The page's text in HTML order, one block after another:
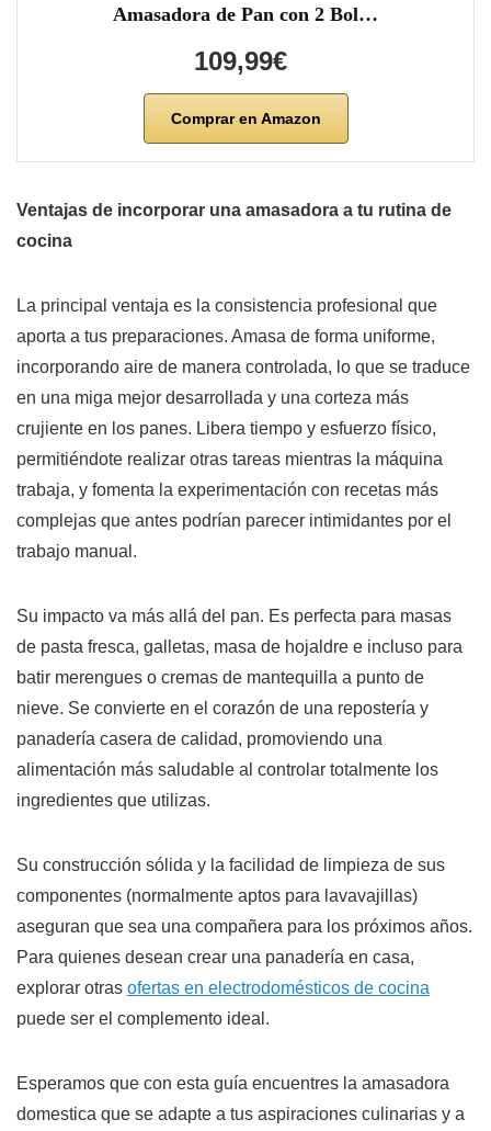
Amasadora de Pan con 2 Bol…
109,99€
Comprar en Amazon
Ventajas de incorporar una amasadora a tu rutina de
cocina
La principal ventaja es la consistencia profesional que
aporta a tus preparaciones. Amasa de forma uniforme,
incorporando aire de manera controlada, lo que se traduce
en una miga mejor desarrollada y una corteza más
crujiente en los panes. Libera tiempo y esfuerzo físico,
permitiéndote realizar otras tareas mientras la máquina
trabaja, y fomenta la experimentación con recetas más
complejas que antes podrían parecer intimidantes por el
trabajo manual.
Su impacto va más allá del pan. Es perfecta para masas
de pasta fresca, galletas, masa de hojaldre e incluso para
batir merengues o cremas de mantequilla a punto de
nieve. Se convierte en el corazón de una repostería y
panadería casera de calidad, promoviendo una
alimentación más saludable al controlar totalmente los
ingredientes que utilizas.
Su construcción sólida y la facilidad de limpieza de sus
componentes (normalmente aptos para lavavajillas)
aseguran que sea una compañera para los próximos años.
Para quienes desean crear una panadería en casa,
explorar otras ofertas en electrodomésticos de cocina
puede ser el complemento ideal.
Esperamos que con esta guía encuentres la amasadora
domestica que se adapte a tus aspiraciones culinarias y a